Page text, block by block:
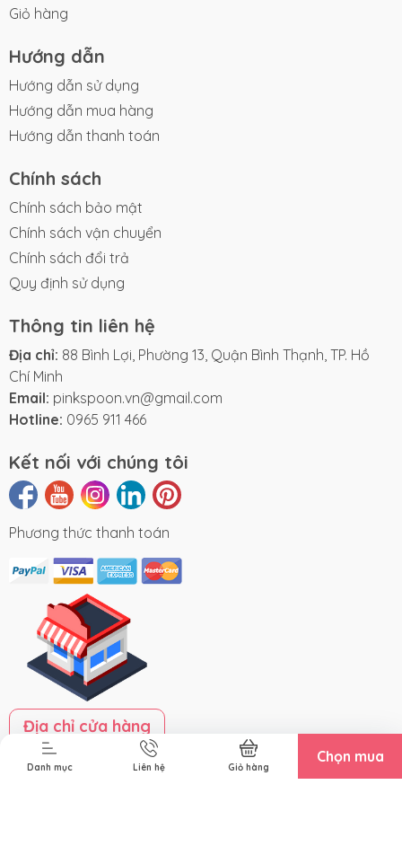
Danh mục Liên hệ Giỏ hàng
Chọn mua
Giỏ hàng
Hướng dẫn
Hướng dẫn sử dụng
Hướng dẫn mua hàng
Hướng dẫn thanh toán
Chính sách
Chính sách bảo mật
Chính sách vận chuyển
Chính sách đổi trả
Quy định sử dụng
Thông tin liên hệ
Địa chỉ: 88 Bình Lợi, Phường 13, Quận Bình Thạnh, TP. Hồ
Chí Minh
Email: pinkspoon.vn@gmail.com
Hotline: 0965 911 466
Kết nối với chúng tôi
Phương thức thanh toán
Địa chỉ cửa hàng